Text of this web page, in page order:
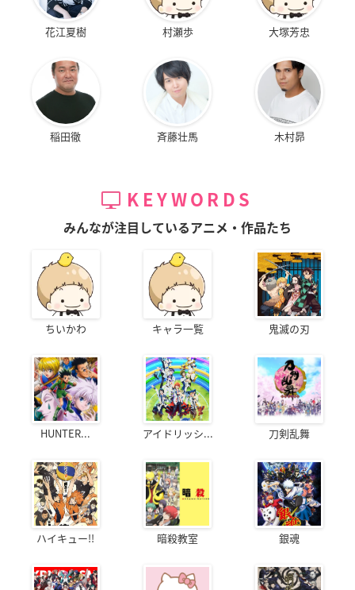
花江夏樹 村瀬歩 大塚芳忠
稲田徹 斉藤壮馬 木村昴
KEYWORDS
みんなが注目しているアニメ・作品たち
ちいかわ キャラ一覧 鬼滅の刃
HUNTER... アイドリッシ... 刀剣乱舞
ハイキュー!! 暗殺教室 銀魂